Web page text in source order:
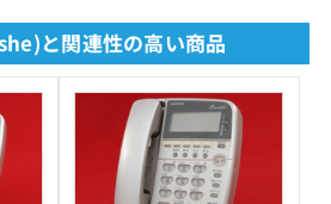
と関連性の高い商品